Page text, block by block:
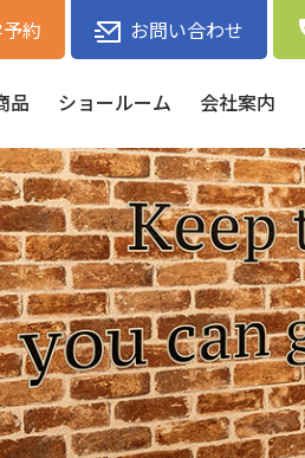
品 ショールーム 会社案内
約 お問い合わせ